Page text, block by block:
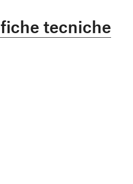
tecniche